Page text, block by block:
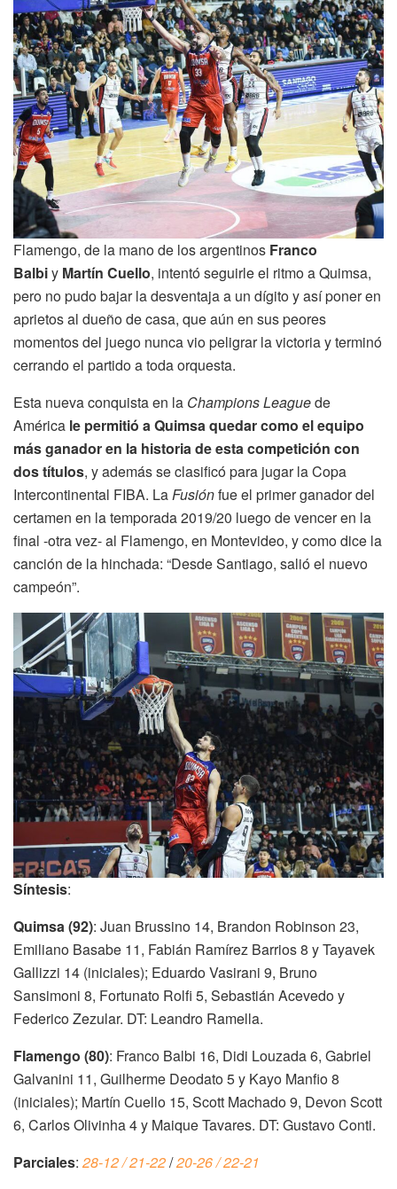
Flamengo, de la mano de los argentinos Franco
Balbiy Martín Cuello, intentó seguirle el ritmo a Quimsa,
pero no pudo bajar la desventaja a un dígito y así poner en
aprietos al dueño de casa, que aún en sus peores
momentos del juego nunca vio peligrar la victoria y terminó
cerrando el partido a toda orquesta.
Esta nueva conquista en la Champions Leaguede
América le permitió a Quimsa quedar como el equipo
más ganador en la historia de esta competición con
dos títulos, y además se clasificó para jugar la Copa
Intercontinental FIBA. LaFusiónfue el primer ganador del
certamen en la temporada 2019/20 luego de vencer en la
final -otra vez- al Flamengo, en Montevideo, y como dice la
canción de la hinchada: “Desde Santiago, salió el nuevo
campeón”.
Síntesis:
Quimsa (92): Juan Brussino 14, Brandon Robinson 23,
Emiliano Basabe 11, Fabián Ramírez Barrios 8 y Tayavek
Gallizzi 14 (iniciales); Eduardo Vasirani 9, Bruno
Sansimoni 8, Fortunato Rolfi 5, Sebastián Acevedo y
Federico Zezular. DT: Leandro Ramella.
Flamengo (80): Franco Balbi 16, Didi Louzada 6, Gabriel
Galvanini 11, Guilherme Deodato 5 y Kayo Manfio 8
(iniciales); Martín Cuello 15, Scott Machado 9, Devon Scott
6, Carlos Olivinha 4 y Maique Tavares. DT: Gustavo Conti.
Parciales: 28-12 / 21-22/20-26 / 22-21